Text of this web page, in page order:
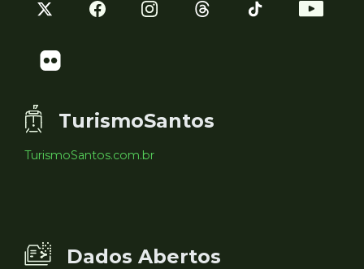
TurismoSantos
TurismoSantos.com.br
Dados Abertos